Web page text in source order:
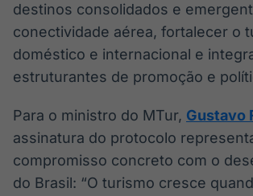
destinos consolidados e
conectividade aérea, fortalecer o
doméstico e internacional e
estruturantes de promoção e
Para o ministro do MTur, Gustavo
assinatura do protocolo
compromisso concreto com o
do Brasil: “O turismo cresce